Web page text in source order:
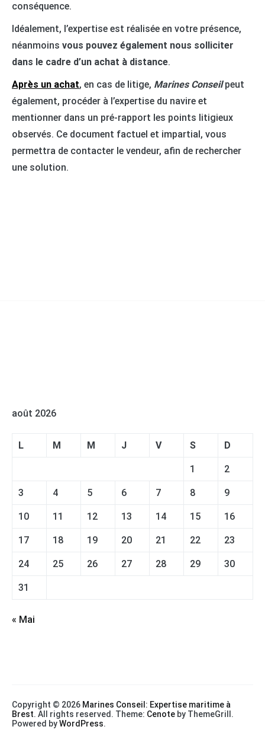
conséquence.
Idéalement, l’expertise est réalisée en votre présence,
néanmoins vous pouvez également nous solliciter
dans le cadre d’un achat à distance.
Après un achat, en cas de litige, Marines Conseilpeut
également, procéder à l’expertise du navire et
mentionner dans un pré-rapport les points litigieux
observés. Ce document factuel et impartial, vous
permettra de contacter le vendeur, afin de rechercher
une solution.
août 2026
L M M J V S D
1 2
3 4 5 6 7 8 9
10 11 12 13 14 15 16
17 18 19 20 21 22 23
24 25 26 27 28 29 30
31
« Mai
Copyright © 2026 Marines Conseil: Expertise maritime à
Brest. All rights reserved. Theme: Cenote by ThemeGrill.
Powered byWordPress.